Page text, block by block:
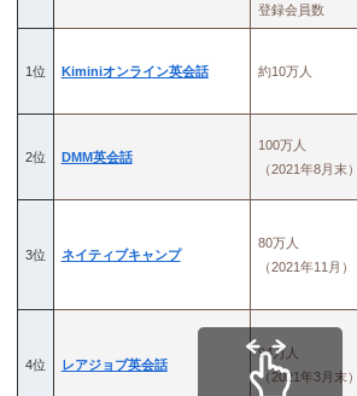
登録会員数
1位 Kiminiオンライン英会話 約10万人
2位 DMM英会話
100万人
（2021年8月末）
3位 ネイティブキャンプ
80万人
（2021年11月）
4位 レアジョブ英会話
94万人
（2021年3月末）